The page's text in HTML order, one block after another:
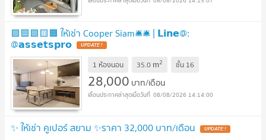
🟪🟦🟩🟨🟧 ให้เช่า Cooper Siam🛎️🛎️ | 𝗟𝗶𝗻𝗲@:
@𝗮𝘀𝘀𝗲𝘁𝘀𝗽𝗿𝗼
1 ห้องนอน 35.0 m2 ชั้น 16
28,000 บาท/เดือน
08/08/2026 14:14:00
✨ ให้เช่า คูเปอร์ สยาม ✨ราคา 32,000 บาท/เดือน